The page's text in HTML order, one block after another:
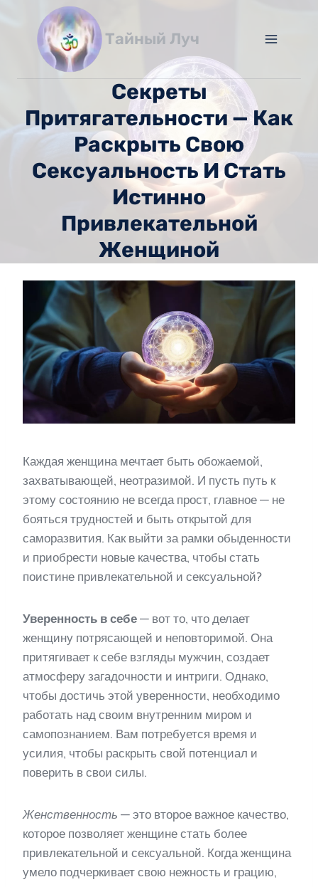
содержимому
Тайный Луч
Секреты
Притягательности — Как
Раскрыть Свою
Сексуальность И Стать
Истинно
Привлекательной
Женщиной
Каждая женщина мечтает быть обожаемой,
захватывающей, неотразимой. И пусть путь к
этому состоянию не всегда прост, главное — не
бояться трудностей и быть открытой для
саморазвития. Как выйти за рамки обыденности
и приобрести новые качества, чтобы стать
поистине привлекательной и сексуальной?
Уверенность в себе — вот то, что делает
женщину потрясающей и неповторимой. Она
притягивает к себе взгляды мужчин, создает
атмосферу загадочности и интриги. Однако,
чтобы достичь этой уверенности, необходимо
работать над своим внутренним миром и
самопознанием. Вам потребуется время и
усилия, чтобы раскрыть свой потенциал и
поверить в свои силы.
Женственность — это второе важное качество,
которое позволяет женщине стать более
привлекательной и сексуальной. Когда женщина
умело подчеркивает свою нежность и грацию,